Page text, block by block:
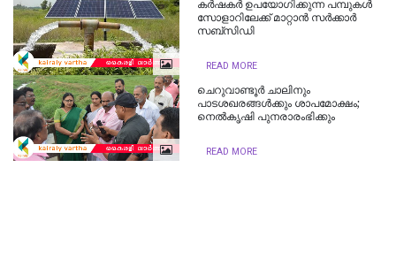
കര്‍ഷകര്‍ ഉപയോഗിക്കുന്ന പമ്പുകള്‍
സോളാറിലേക്ക് മാറ്റാന്‍ സര്‍ക്കാര്‍
സബ്‌സിഡി
READ MORE
ചെറുവാണ്ടൂർ ചാലിനും
പാടശഖരങ്ങള്‍ക്കും ശാപമോക്ഷം;
നെല്‍കൃഷി പുനരാരംഭിക്കും
READ MORE